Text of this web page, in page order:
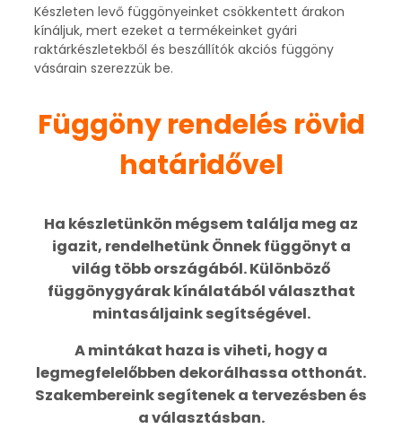
Készleten levő függönyeinket csökkentett árakon
kínáljuk, mert ezeket a termékeinket gyári
raktárkészletekből és beszállítók akciós függöny
vásárain szerezzük be.
Függöny rendelés rövid
határidővel
Ha készletünkön mégsem találja meg az
igazit, rendelhetünk Önnek függönyt a
világ több országából. Különböző
függönygyárak kínálatából választhat
mintasáljaink segítségével.
A mintákat haza is viheti, hogy a
legmegfelelőbben dekorálhassa otthonát.
Szakembereink segítenek a tervezésben és
a választásban.